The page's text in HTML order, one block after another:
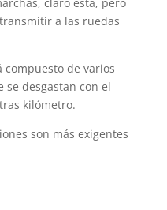
a las ruedas
compuesto de varios
se desgastan con el
kilómetro.
son más exigentes